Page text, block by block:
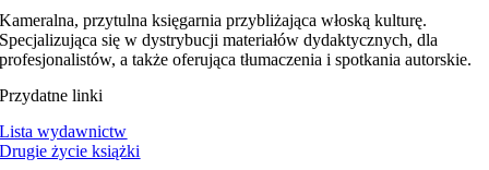
Kameralna, przytulna księgarnia przybliżająca włoską kulturę.
Specjalizująca się w dystrybucji materiałów dydaktycznych, dla
profesjonalistów, a także oferująca tłumaczenia i spotkania autorskie.
Przydatne linki
Lista wydawnictw
Drugie życie książki